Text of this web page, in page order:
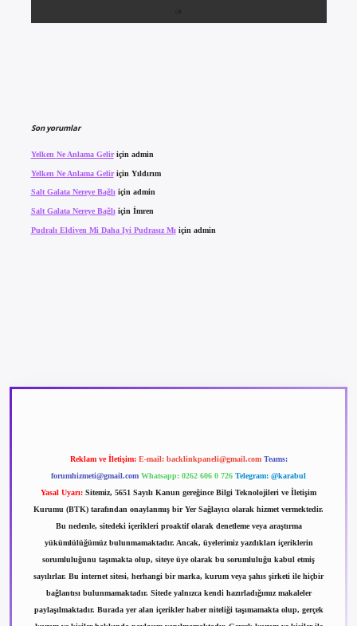
Son yorumlar
Yelken Ne Anlama Geliriçin admin
Yelken Ne Anlama Geliriçin Yıldırım
Salt Galata Nereye Bağlıiçin admin
Salt Galata Nereye Bağlı için İmren
Pudralı Eldiven Mi Daha Iyi Pudrasız Mı için admin
Reklam ve İletişim: E-mail: backlinkpaneli@gmail.com Teams:
forumhizmeti@gmail.com Whatsapp: 0262 606 0 726 Telegram: @karabul
Yasal Uyarı: Sitemiz, 5651 Sayılı Kanun gereğince Bilgi Teknolojileri ve İletişim
Kurumu (BTK) tarafından onaylanmış bir Yer Sağlayıcı olarak hizmet vermektedir.
Bu nedenle, sitedeki içerikleri proaktif olarak denetleme veya araştırma
yükümlülüğümüz bulunmamaktadır. Ancak, üyelerimiz yazdıkları içeriklerin
sorumluluğunu taşımakta olup, siteye üye olarak bu sorumluluğu kabul etmiş
sayılırlar. Bu internet sitesi, herhangi bir marka, kurum veya şahıs şirketi ile hiçbir
bağlantısı bulunmamaktadır. Sitede yalnızca kendi hazırladığımız makaleler
paylaşılmaktadır. Burada yer alan içerikler haber niteliği taşımamakta olup, gerçek